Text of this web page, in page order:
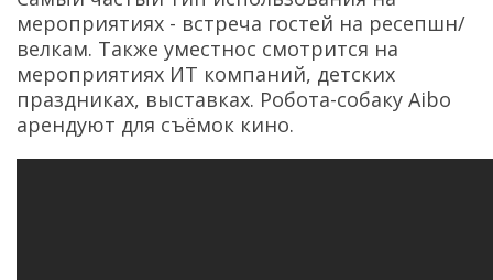
мероприятиях - встреча гостей на ресепшн/
велкам. Также уместнос смотрится на
мероприятиях ИТ компаний, детских
праздниках, выставках. Робота-собаку Aibo
арендуют для съёмок кино.